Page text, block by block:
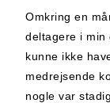
Omkring en
deltagere i min
kunne ikke
medrejsende
nogle var